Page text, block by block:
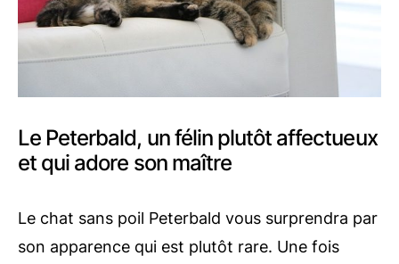
Le Peterbald, un félin plutôt affectueux
et qui adore son maître
Le chat sans poil Peterbald vous surprendra par
son apparence qui est plutôt rare. Une fois